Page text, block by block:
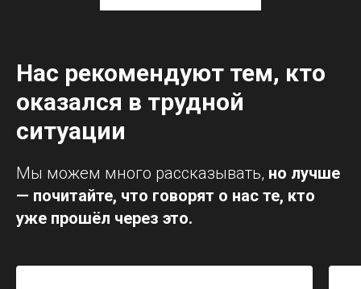
Нас рекомендуют тем, кто
оказался в трудной
ситуации
Мы можем много рассказывать, но лучше
— почитайте, что говорят о нас те, кто
уже прошёл через это.